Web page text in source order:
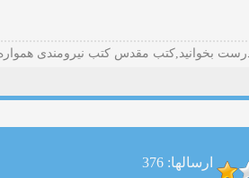
بخوانید,کتب مقدس کتب نیرومندی
ارسالها: 376